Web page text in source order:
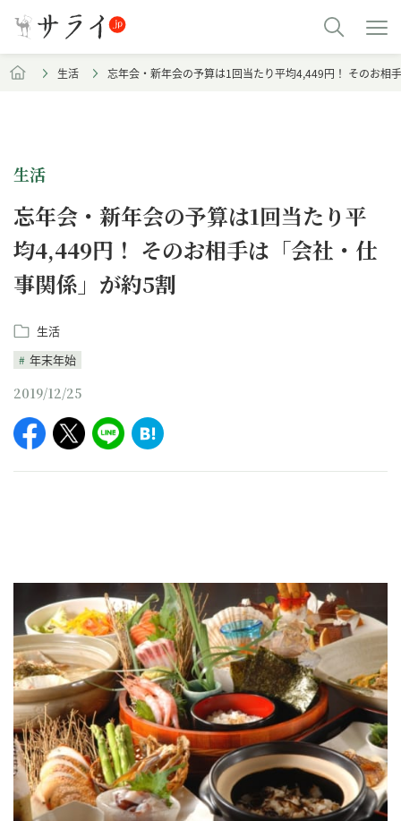
生活 忘年会・新年会の予算は1回当たり平均4,449円！ そのお相
生活
忘年会・新年会の予算は1回当たり平
均4,449円！ そのお相手は「会社・仕
事関係」が約5割
生活
年末年始
2019/12/25